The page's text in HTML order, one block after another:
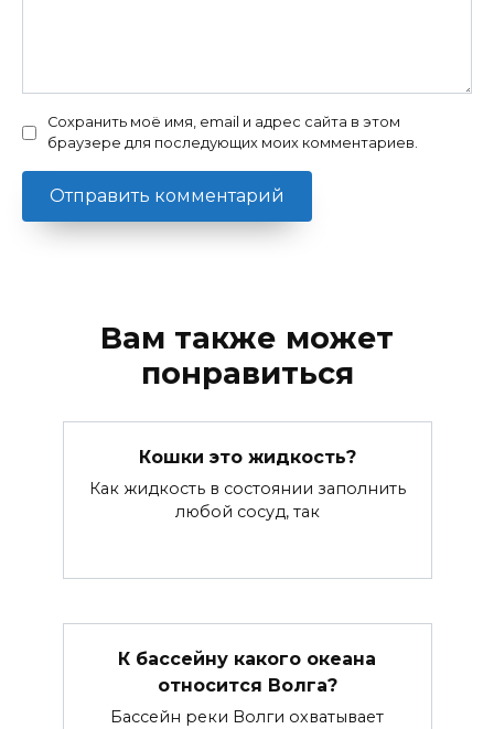
Сохранить моё имя, email и адрес сайта в этом
браузере для последующих моих комментариев.
Вам также может
понравиться
Кошки это жидкость?
Как жидкость в состоянии заполнить
любой сосуд, так
К бассейну какого океана
относится Волга?
Бассейн реки Волги охватывает